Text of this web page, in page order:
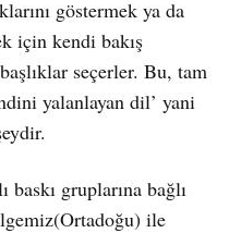
göstermek ya da
için kendi bakış
başlıklar seçerler. Bu, tam
yalanlayan dil’ yani
gruplarına bağlı
ile